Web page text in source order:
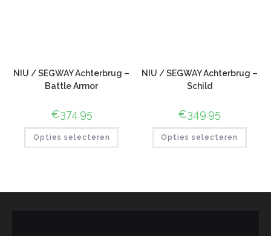
NIU / SEGWAY Achterbrug –
Battle Armor
€374.95
Opties selecteren
NIU / SEGWAY Achterbrug –
Schild
€349.95
Opties selecteren